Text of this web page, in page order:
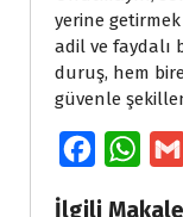
yerine
adil ve faydalı
duruş, hem
güvenle
W
İlgili